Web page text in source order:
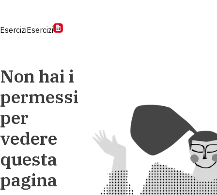
EserciziEsercizi
Non hai i
permessi
per
vedere
questa
pagina